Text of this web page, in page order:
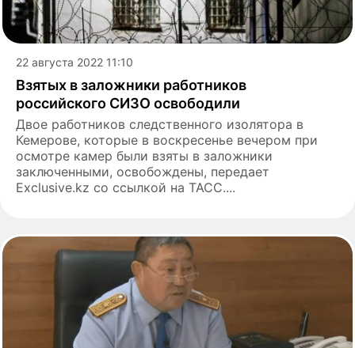
22 августа 2022 11:10
Взятых в заложники работников
российского СИЗО освободили
Двое работников следственного изолятора в
Кемерове, которые в воскресенье вечером при
осмотре камер были взяты в заложники
заключенными, освобождены, передает
Exclusive.kz со ссылкой на ТАСС....